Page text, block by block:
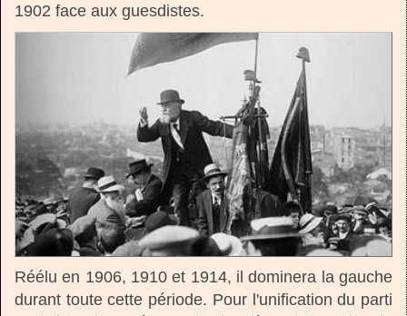
1902 face aux guesdistes.
Réélu en 1906, 1910 et 1914, il dominera la gauche
durant toute cette période. Pour l'unification du parti